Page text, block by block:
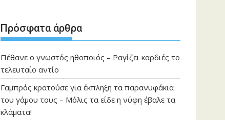
Πρόσφατα άρθρα
Πέθανε ο γνωστός ηθοποιός – Ραγίζει καρδιές το
τελευταίο αντίο
Γαμπρός κρατούσε για έκπληξη τα παρανυφάκια
του γάμου τους – Μόλις τα είδε η νύφη έβαλε τα
κλάματα!